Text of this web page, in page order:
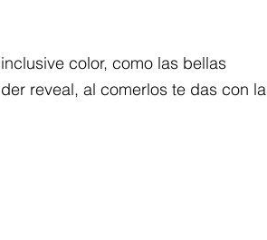
color, como las bellas
reveal, al comerlos te das con la